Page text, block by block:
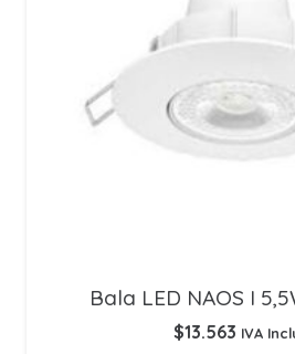
Bala LED NAOS I
$13.563 IVA